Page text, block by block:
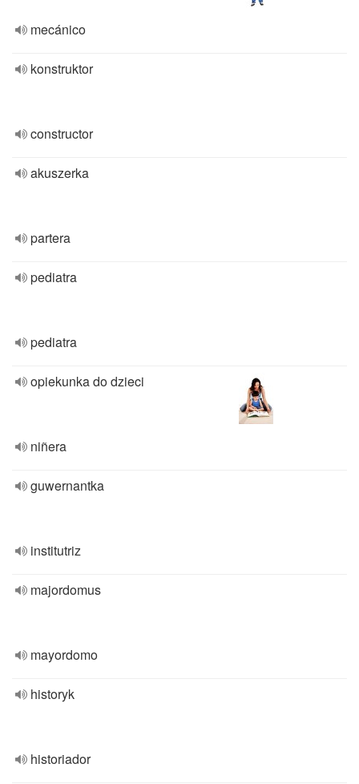
mecánico
konstruktor
constructor
akuszerka
partera
pediatra
pediatra
opiekunka do dzieci
niñera
guwernantka
institutriz
majordomus
mayordomo
historyk
historiador